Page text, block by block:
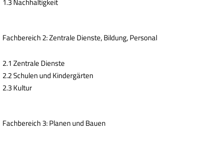
Fachbereich 2: Zentrale Dienste, Bildung, Personal
2.1 Zentrale Dienste
2.2 Schulen und Kindergärten
2.3 Kultur
Fachbereich 3: Planen und Bauen